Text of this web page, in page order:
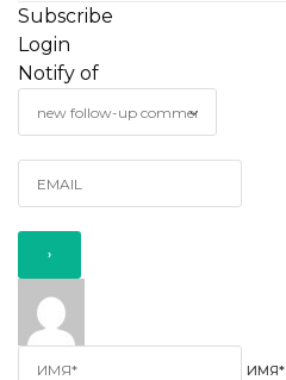
Subscribe
Login
Notify of
ИМЯ*